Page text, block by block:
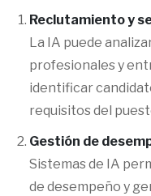
Reclutamiento y
La IA puede
profesionales y
identificar
requisitos del
Gestión de
Sistemas de IA
de desempeño y